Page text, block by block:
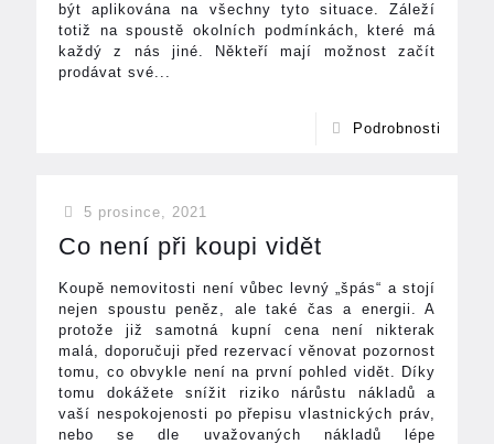
být aplikována na všechny tyto situace. Záleží
totiž na spoustě okolních podmínkách, které má
každý z nás jiné. Někteří mají možnost začít
prodávat své...
Podrobnosti
5 prosince, 2021
Co není při koupi vidět
Koupě nemovitosti není vůbec levný „špás“ a stojí
nejen spoustu peněz, ale také čas a energii. A
protože již samotná kupní cena není nikterak
malá, doporučuji před rezervací věnovat pozornost
tomu, co obvykle není na první pohled vidět. Díky
tomu dokážete snížit riziko nárůstu nákladů a
vaší nespokojenosti po přepisu vlastnických práv,
nebo se dle uvažovaných nákladů lépe